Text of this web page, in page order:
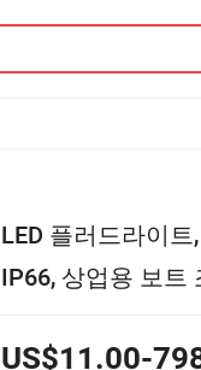
LED 플러드라이
IP66, 상업용 보트
US$11.00-